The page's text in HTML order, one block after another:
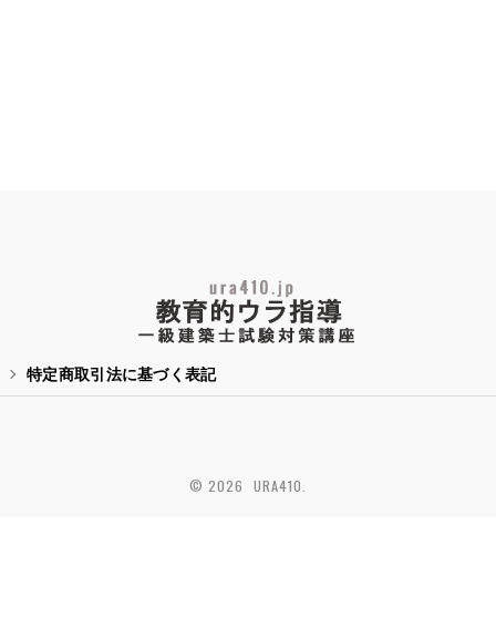
特定商取引法に基づく表記
© 2026 URA410.